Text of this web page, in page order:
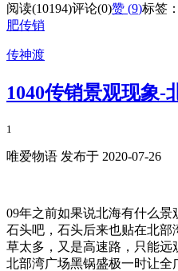
阅读(10194)评论(0)赞 (9)标签：
肥传销
传神渡
1040传销景观现象-
1
唯爱物语 发布于 2020-07-26
09年之前如果说北海有什么
石头吧，石头后来也贴在北部
草太多，又是高速路，只能远
北部湾广场黑锅盛极一时让